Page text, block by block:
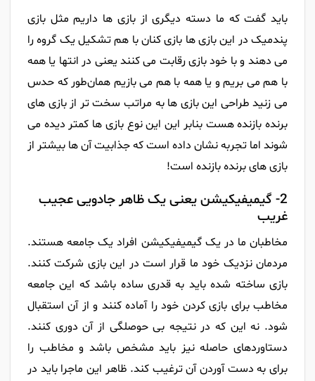
باید گفت که ما دسته دیگری از بازی ها داریم مثل بازی
پندمیک در این بازی ها بازی کنان با هم تشکیل یک گروه را
می دهند و با خود بازی رقابت می کنند یعنی در انتها یا همه
با هم می بریم و یا همه با هم می بازیم همان‌طور که حدس
می زنید طراحی این بازی ها به مراتب سخت تر از بازی های
برنده بازنده هست بنابر این این نوع بازی ها کمتر دیده می
شوند اما تجربه نشان داده است که جذابیت آن ها بیشتر از
بازی های برنده بازنده است!
2- گیمیفیکیشن یعنی یک ظاهر جادویی عجیب
غریب
مخاطبان ما در یک گیمیفیکیشن افراد یک جامعه هستند.
مردمان نزدیک خود ما قرار است در این بازی شرکت کنند.
بازی ساخته شده باید به قدری ساده باشد که این جامعه
مخاطب برای بازی کردن خود را آماده کنند و از آن استقبال
شود. نه این که در نتیجه بی حوصلگی از آن دوری کنند.
دستاوردهای حاصله نیز باید مشخص باشد و مخاطب را
برای به دست آوردن آن ترغیب کند. ظاهر این ماجرا باید در